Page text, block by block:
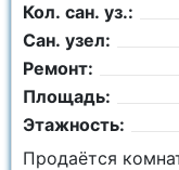
Кол. сан. уз.:
Сан. узел:
Ремонт:
Площадь:
Этажность:
Пpодаётся